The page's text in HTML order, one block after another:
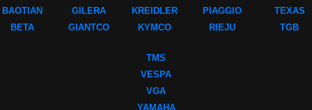
BAOTIAN
BETA
GILERA
GIANTCO
KREIDLER
KYMCO
PIAGGIO
RIEJU
TEXAS
TGB
TMS
VESPA
VGA
YAMAHA